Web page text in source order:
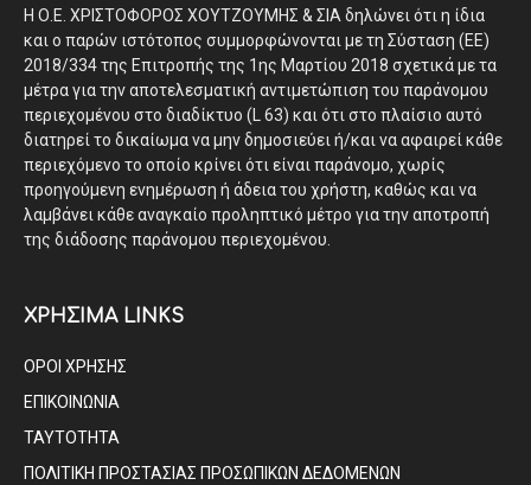
Η Ο.Ε. ΧΡΙΣΤΟΦΟΡΟΣ ΧΟΥΤΖΟΥΜΗΣ & ΣΙΑ δηλώνει ότι η ίδια
και ο παρών ιστότοπος συμμορφώνονται με τη Σύσταση (ΕΕ)
2018/334 της Επιτροπής της 1ης Μαρτίου 2018 σχετικά με τα
μέτρα για την αποτελεσματική αντιμετώπιση του παράνομου
περιεχομένου στο διαδίκτυο (L 63) και ότι στο πλαίσιο αυτό
διατηρεί το δικαίωμα να μην δημοσιεύει ή/και να αφαιρεί κάθε
περιεχόμενο το οποίο κρίνει ότι είναι παράνομο, χωρίς
προηγούμενη ενημέρωση ή άδεια του χρήστη, καθώς και να
λαμβάνει κάθε αναγκαίο προληπτικό μέτρο για την αποτροπή
της διάδοσης παράνομου περιεχομένου.
ΧΡΗΣΙΜΑ LINKS
ΟΡΟΙ ΧΡΗΣΗΣ
ΕΠΙΚΟΙΝΩΝΙΑ
ΤΑΥΤΟΤΗΤΑ
ΠΟΛΙΤΙΚΗ ΠΡΟΣΤΑΣΙΑΣ ΠΡΟΣΩΠΙΚΩΝ ΔΕΔΟΜΕΝΩΝ